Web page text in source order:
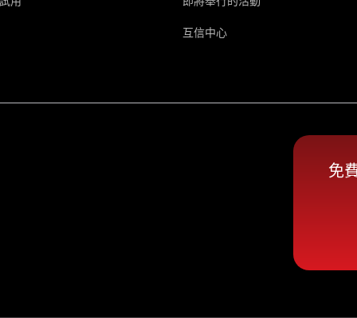
互信中心
免